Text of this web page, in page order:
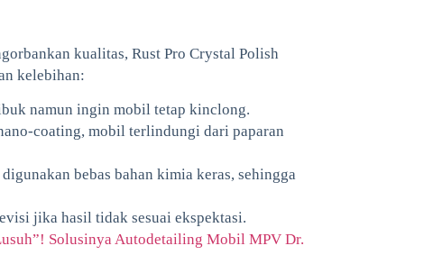
kualitas, Rust Pro Crystal Polish
kelebihan:
namun ingin mobil tetap kinclong.
coating, mobil terlindungi dari paparan
bebas bahan kimia keras, sehingga
jika hasil tidak sesuai ekspektasi.
Solusinya Autodetailing Mobil MPV Dr.